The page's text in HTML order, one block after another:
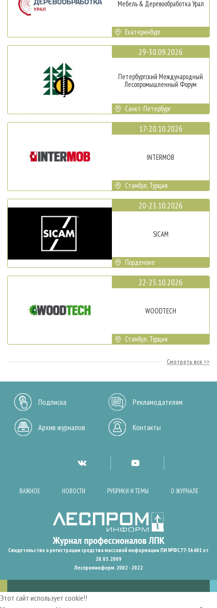
Мебель & Деревообработка Урал
Екатеринбург
29-30.09.2026
Петербургский Международный
Лесопромышленный Форум
Санкт-Петербург
17-20.10.2026
INTERMOB
Стамбул, Турция
20-23.10.2026
SICAM
Порденоне
22-25.10.2026
WOODTECH
Стамбул, Турция
Смотреть все
Подписка Рекламодателям
Архив журналов Контакты
ВАЖНОЕ НОВОСТИ РУБРИКИ И ТЕМЫ О ЖУРНАЛЕ
Свидетельство о регистрации средства массовой информации ПИ №ФС77-36401 от
28.05.2009
Леспроминформ. 2002 - 2022
Этот сайт использует cookie!!